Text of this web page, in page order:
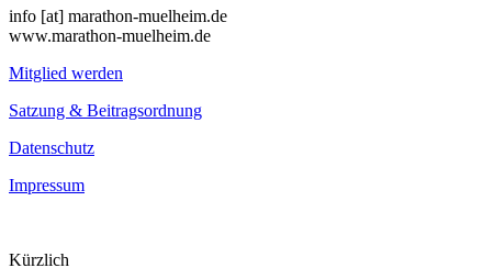
info [at] marathon-muelheim.de
www.marathon-muelheim.de
Mitglied werden
Satzung & Beitragsordnung
Datenschutz
Impressum
Kürzlich